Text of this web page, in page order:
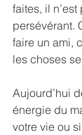
faites, il
persévérant.
faire un ami,
les choses
Aujourd’hui
énergie du
votre vie ou